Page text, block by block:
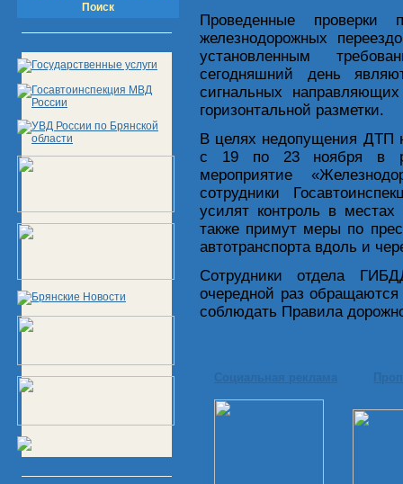
Поиск
Проведенные
железнодорожных
установленным
сегодняшний день
сигнальных
горизонтальной разметки.
В целях недопущения ДТП
с 19 по 23 ноября в
мероприятие
сотрудники
усилят контроль в
также примут меры по
автотранспорта вдоль и
Сотрудники отдела
очередной раз обращаются
соблюдать Правила